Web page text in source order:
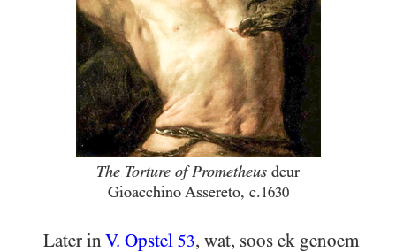
The Torture of Prometheus deur
Gioacchino Assereto, c.1630
Later in V. Opstel 53, wat, soos ek genoem